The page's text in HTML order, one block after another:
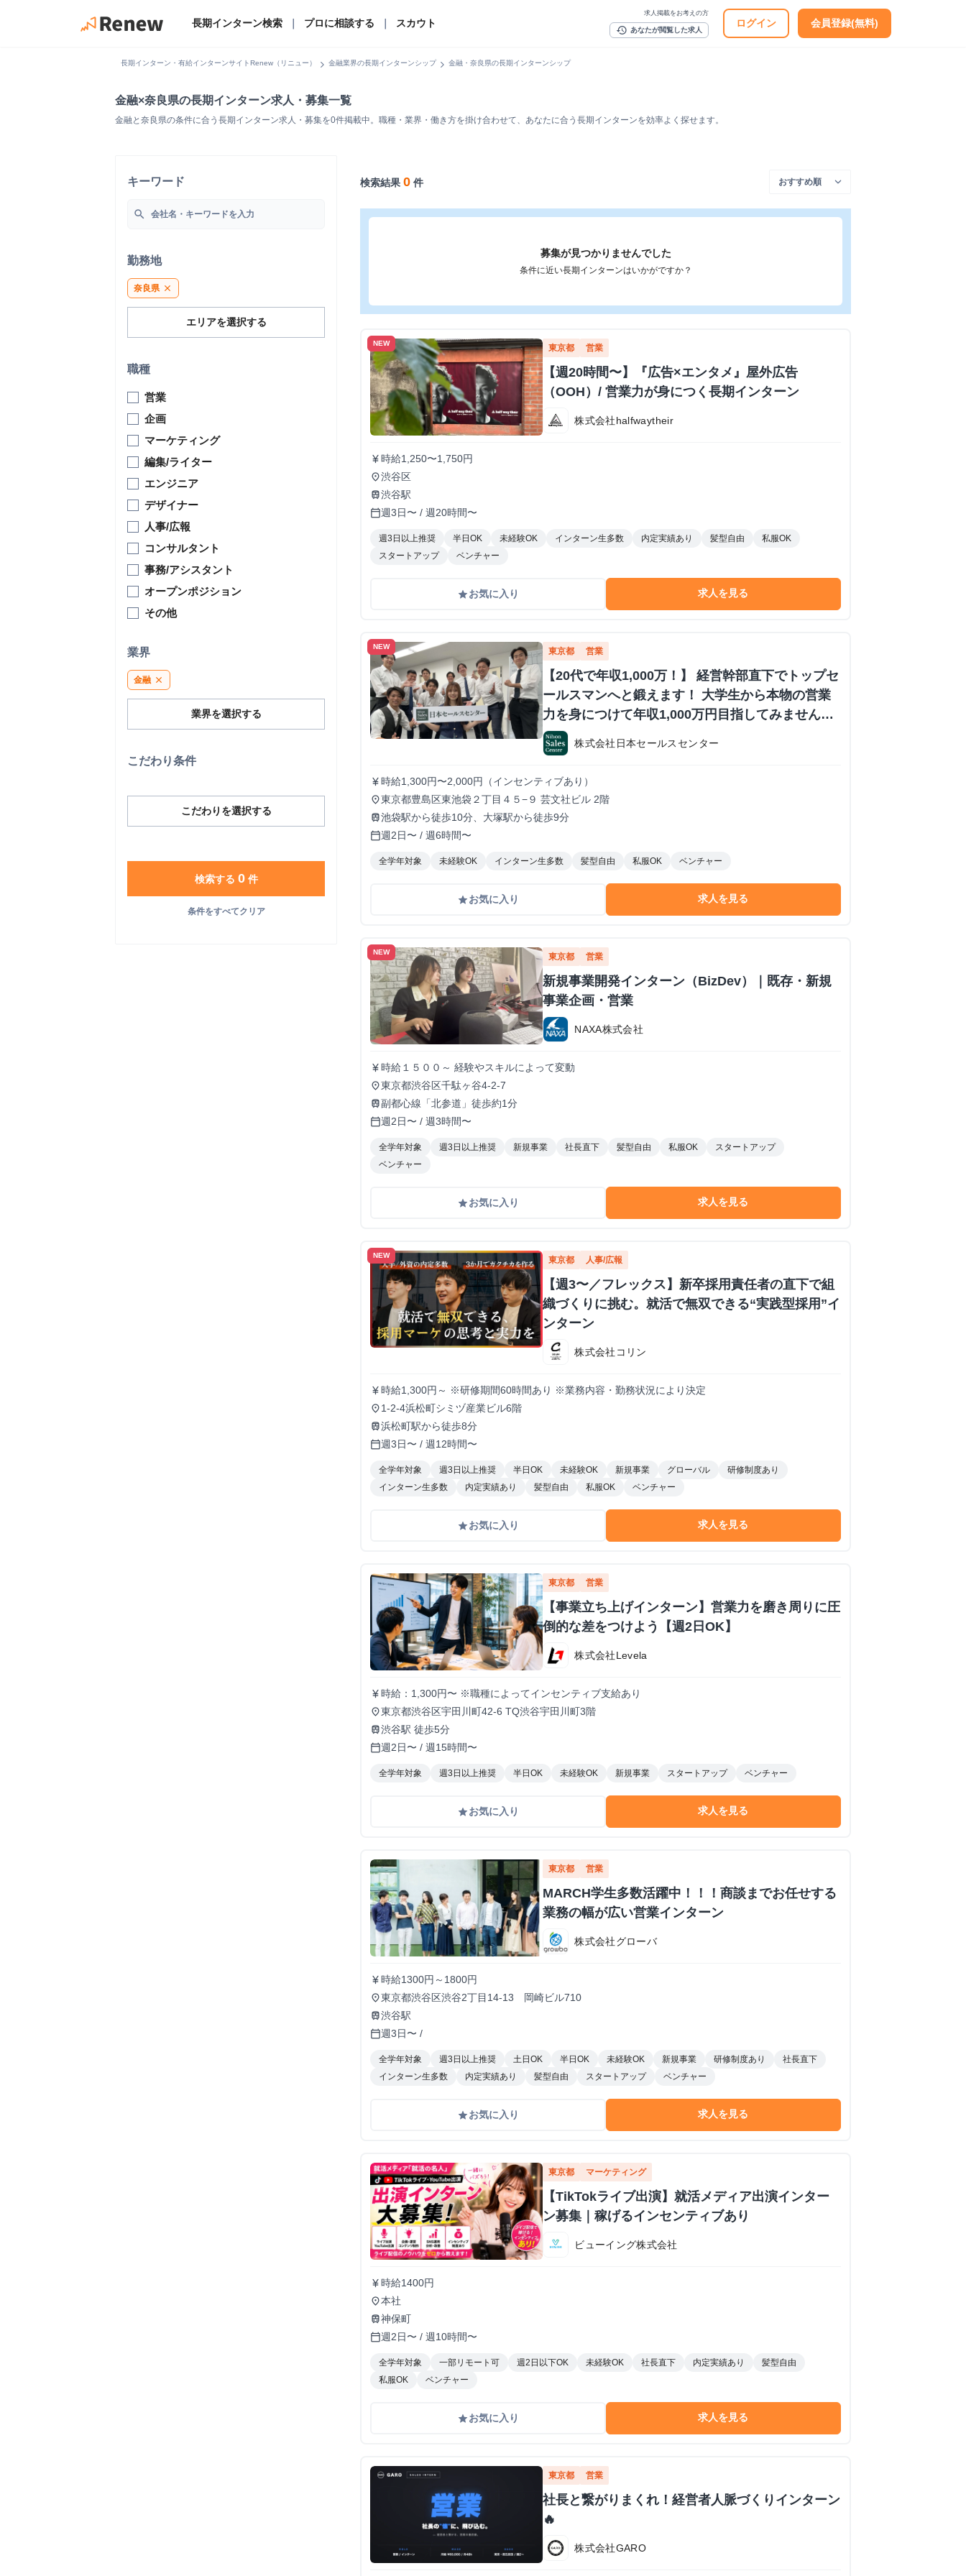
長期インターン検索 プロに相談する スカウト
求人掲載をお考えの方
history あなたが閲覧した求人
ログイン 会員登録(無料)
長期インターン・有給インターンサイトRenew（リニュー） chevron_right 金融業界の長期インターンシップchevron_right 金融・奈良県の長期インターンシップ
金融×奈良県の長期インターン求人・募集一覧
金融と奈良県の条件に合う長期インターン求人・募集を0件掲載中。職種・業界・働き方を掛け合わせて、あなたに合う長期インターンを効率よく探せます。
キーワード
search
勤務地
奈良県 close
エリアを選択する
職種
営業
企画
マーケティング
編集/ライター
エンジニア
デザイナー
人事/広報
コンサルタント
事務/アシスタント
オープンポジション
その他
業界
金融 close
業界を選択する
こだわり条件
こだわりを選択する
検索する 0件
条件をすべてクリア
検索結果0 件
募集が見つかりませんでした
条件に近い長期インターンはいかがですか？
NEW 東京都 営業
【週20時間〜】『広告×エンタメ』屋外広告
（OOH）/ 営業力が身につく長期インターン
株式会社halfwaytheir
currency_yen時給1,250〜1,750円
place渋谷区
train渋谷駅
calendar_today週3日〜 / 週20時間〜
週3日以上推奨 半日OK 未経験OK インターン生多数 内定実績あり 髪型自由
私服OK
スタートアップ
ベンチャー
gradeお気に入り 求人を見る
NEW 東京都 営業
【20代で年収1,000万！】 経営幹部直下でトップセ
ールスマンへと鍛えます！ 大学生から本物の営業
力を身につけて年収1,000万円目指してみません
か？ ※当社直結内定あり #学歴不問 #未経験可
#1.2年生可 - 株式会社日本セールスセンターの長
期・有給インターンシップ
株式会社日本セールスセンター
currency_yen時給1,300円〜2,000円（インセンティブあり）
place東京都豊島区東池袋２丁目４５−９ 芸文社ビル 2階
train池袋駅から徒歩10分、大塚駅から徒歩9分
calendar_today週2日〜 / 週6時間〜
全学年対象 未経験OK インターン生多数 髪型自由 私服OK ベンチャー
gradeお気に入り 求人を見る
NEW 東京都 営業
新規事業開発インターン（BizDev）｜既存・新規
事業企画・営業
NAXA株式会社
currency_yen時給１５００～ 経験やスキルによって変動
place東京都渋谷区千駄ヶ谷4-2-7
train副都心線「北参道」徒歩約1分
calendar_today週2日〜 / 週3時間〜
全学年対象 週3日以上推奨 新規事業 社長直下 髪型自由 私服OK
スタートアップ
ベンチャー
gradeお気に入り 求人を見る
NEW 東京都 人事/広報
【週3〜／フレックス】新卒採用責任者の直下で組
織づくりに挑む。就活で無双できる“実践型採用”イ
ンターン
株式会社コリン
currency_yen時給1,300円～ ※研修期間60時間あり ※業務内容・勤務状況により決定
place 1-2-4浜松町シミヅ産業ビル6階
train浜松町駅から徒歩8分
calendar_today週3日〜 / 週12時間〜
全学年対象 週3日以上推奨 半日OK 未経験OK 新規事業 グローバル
研修制度あり
インターン生多数
内定実績あり 髪型自由 私服OK ベンチャー
gradeお気に入り 求人を見る
東京都 営業
【事業立ち上げインターン】営業力を磨き周りに圧
倒的な差をつけよう【週2日OK】
株式会社Levela
currency_yen時給：1,300円〜 ※職種によってインセンティブ支給あり
place東京都渋谷区宇田川町42-6 TQ渋谷宇田川町3階
train渋谷駅 徒歩5分
calendar_today週2日〜 / 週15時間〜
全学年対象 週3日以上推奨 半日OK 未経験OK 新規事業 スタートアップ ベンチャー
gradeお気に入り 求人を見る
東京都 営業
MARCH学生多数活躍中！！！商談までお任せする
業務の幅が広い営業インターン
株式会社グローバ
currency_yen時給1300円～1800円
place東京都渋谷区渋谷2丁目14-13 岡崎ビル710
train渋谷駅
calendar_today週3日〜 /
全学年対象 週3日以上推奨 土日OK 半日OK 未経験OK 新規事業 研修制度あり
社長直下
インターン生多数
内定実績あり 髪型自由 スタートアップ ベンチャー
gradeお気に入り 求人を見る
東京都 マーケティング
【TikTokライブ出演】就活メディア出演インター
ン募集｜稼げるインセンティブあり
ビューイング株式会社
currency_yen時給1400円
place本社
train神保町
calendar_today週2日〜 / 週10時間〜
全学年対象 一部リモート可 週2日以下OK 未経験OK 社長直下 内定実績あり
髪型自由
私服OK
ベンチャー
gradeお気に入り 求人を見る
東京都 営業
社長と繋がりまくれ！経営者人脈づくりインターン
🔥
株式会社GARO